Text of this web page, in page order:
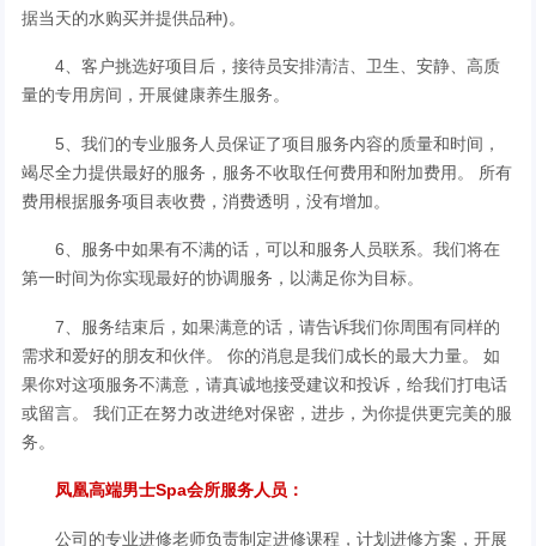
据当天的水购买并提供品种)。
4、客户挑选好项目后，接待员安排清洁、卫生、安静、高质
量的专用房间，开展健康养生服务。
5、我们的专业服务人员保证了项目服务内容的质量和时间，
竭尽全力提供最好的服务，服务不收取任何费用和附加费用。 所有
费用根据服务项目表收费，消费透明，没有增加。
6、服务中如果有不满的话，可以和服务人员联系。我们将在
第一时间为你实现最好的协调服务，以满足你为目标。
7、服务结束后，如果满意的话，请告诉我们你周围有同样的
需求和爱好的朋友和伙伴。 你的消息是我们成长的最大力量。 如
果你对这项服务不满意，请真诚地接受建议和投诉，给我们打电话
或留言。 我们正在努力改进绝对保密，进步，为你提供更完美的服
务。
凤凰高端男士Spa会所服务人员：
公司的专业进修老师负责制定进修课程，计划进修方案，开展